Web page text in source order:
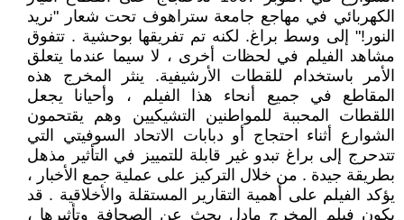
الكهربائي في مهاجع جامعة ستراهوف تحت شعار "نريد
النور!" إلى وسط براغ. لكنه تم تفريقها بوحشية . تتفوق
مشاهد الفيلم في لحظات أخرى ، لا سيما عندما يتعلق
الأمر باستخدام للقطات الأرشيفية. ينثر المخرج هذه
المقاطع في جميع أنحاء هذا الفيلم ، وأحيانا يجعل
اللقطات المحببة للمواطنين التشيكيين وهم يقتحمون
الشوارع أثناء احتجاج أو دبابات الاتحاد السوفيتي التي
تتدحرج إلى براغ تبدو غير قابلة للتمييز في التأثير مذهل
بطريقة جيدة . من خلال التركيز على عملية جمع الأخبار ،
يؤكد الفيلم على أهمية التقارير المستقلة والأخلاقية . قد
يكون فيلم المخرج مادل بحث عن الصحافة وتأثيرها ،